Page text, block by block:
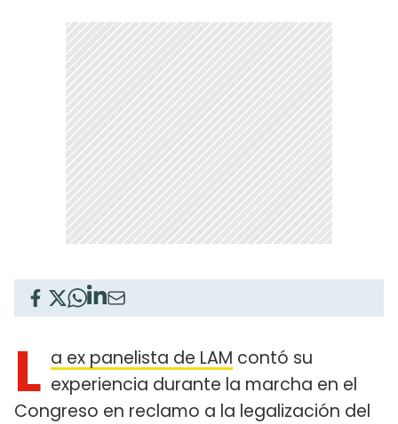
L a ex panelista de LAM contó su
experiencia durante la marcha en el
Congreso en reclamo a la legalización del